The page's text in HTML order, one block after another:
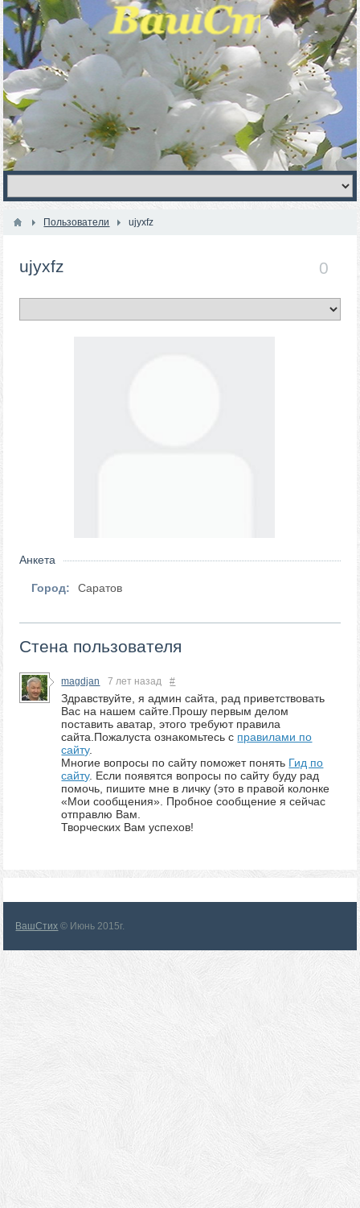
Пользователи ujyxfz
0
ujyxfz
Анкета
Город: Саратов
Стена пользователя
magdjan 7 лет назад #
Здравствуйте, я админ сайта, рад приветствовать
Вас на нашем сайте.Прошу первым делом
поставить аватар, этого требуют правила
сайта.Пожалуста ознакомьтесь с правилами по
сайту.
Многие вопросы по сайту поможет понять Гид по
сайту. Если появятся вопросы по сайту буду рад
помочь, пишите мне в личку (это в правой колонке
«Мои сообщения». Пробное сообщение я сейчас
отправлю Вам.
Творческих Вам успехов!
ВашСтих © Июнь 2015г.